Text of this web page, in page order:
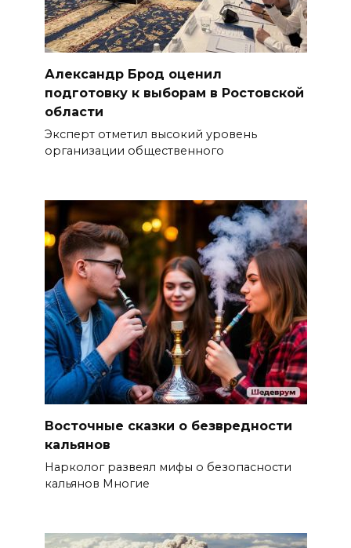
Александр Брод оценил
подготовку к выборам в Ростовской
области
Эксперт отметил высокий уровень
организации общественного
Восточные сказки о безвредности
кальянов
Нарколог развеял мифы о безопасности
кальянов Многие